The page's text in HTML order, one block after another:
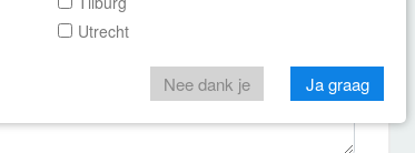
of makelaar van de woning.
Utrecht
Nee dank je Ja graag